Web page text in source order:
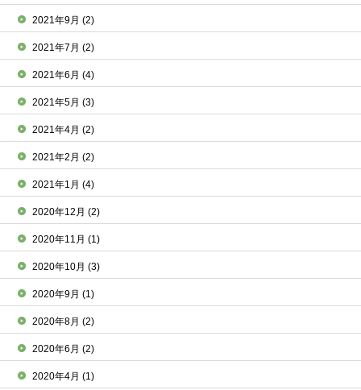
2021年9月(2)
2021年7月(2)
2021年6月(4)
2021年5月(3)
2021年4月(2)
2021年2月(2)
2021年1月(4)
2020年12月(2)
2020年11月(1)
2020年10月(3)
2020年9月(1)
2020年8月(2)
2020年6月(2)
2020年4月(1)